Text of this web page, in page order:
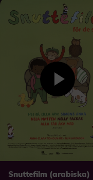
Snuttefilm (arabiska)